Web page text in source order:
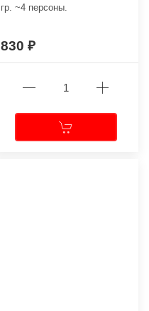
гр. ~4 персоны.
830